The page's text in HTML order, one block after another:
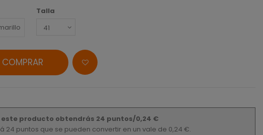
Talla
COMPRAR
producto obtendrás 24 puntos/0,24 €
24 puntos que se pueden convertir en un vale de 0,24 €.